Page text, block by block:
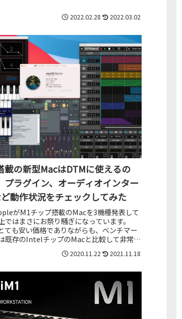
2022.02.28 2022.03.02
載の新型MacはDTMに使えるの
プラグイン、オーディオインター
動作状況をチェックしてみた
がM1チップ搭載のMacを3機種発表して
ではまさにお祭り騒ぎになっています。
ても安い価格でありながらも、ベンチマー
既存のIntelチップのMacと比較して非常に
2020.11.22 2021.11.18